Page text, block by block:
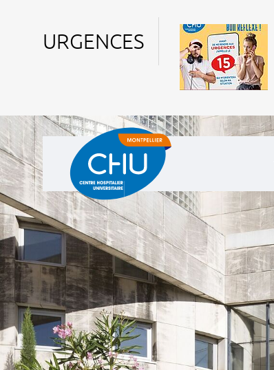
URGENCES